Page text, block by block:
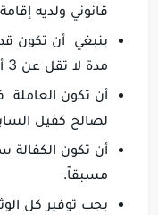
قانوني ولديه
مدة لا تقل عن 3 أشهر.
أن تكون العاملة
لصالح كفيل
أن تكون الكفالة
مسبقاً.
يجب توفير كل